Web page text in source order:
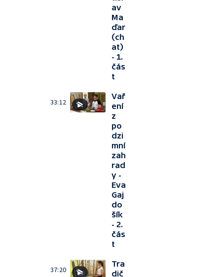
av
Ma
ďar
(ch
at)
- 1.
čás
t
33:12
Vař
ení
z
po
dzi
mní
zah
rad
y -
Eva
Gaj
do
šík
- 2.
čás
t
37:20
Tra
dič